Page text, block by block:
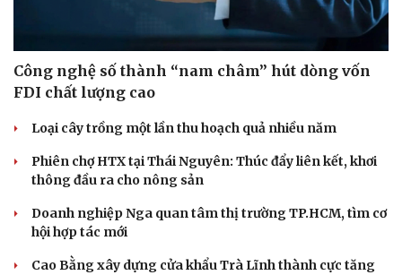
Công nghệ số thành “nam châm” hút dòng vốn
FDI chất lượng cao
Loại cây trồng một lần thu hoạch quả nhiều năm
Phiên chợ HTX tại Thái Nguyên: Thúc đẩy liên kết, khơi
thông đầu ra cho nông sản
Doanh nghiệp Nga quan tâm thị trường TP.HCM, tìm cơ
hội hợp tác mới
Cao Bằng xây dựng cửa khẩu Trà Lĩnh thành cực tăng